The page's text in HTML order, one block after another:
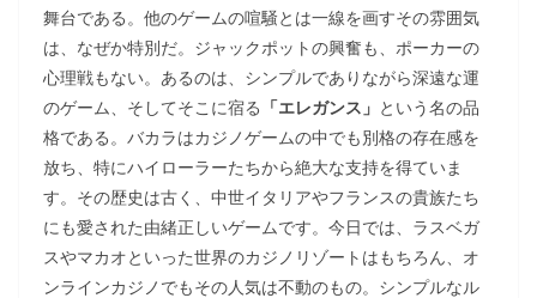
舞台である。他のゲームの喧騒とは一線を画すその雰囲気
は、なぜか特別だ。ジャックポットの興奮も、ポーカーの
心理戦もない。あるのは、シンプルでありながら深遠な運
のゲーム、そしてそこに宿る 「エレガンス」 という名の品
格である。バカラはカジノゲームの中でも別格の存在感を
放ち、特にハイローラーたちから絶大な支持を得ていま
す。その歴史は古く、中世イタリアやフランスの貴族たち
にも愛された由緒正しいゲームです。今日では、ラスベガ
スやマカオといった世界のカジノリゾートはもちろん、オ
ンラインカジノでもその人気は不動のもの。シンプルなル